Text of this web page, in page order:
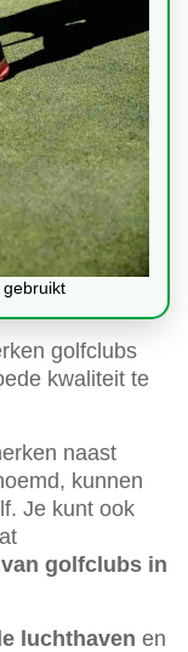
golfclubs
kwaliteit te
naast
kunnen
Je kunt ook
golfclubs in
luchthaven en